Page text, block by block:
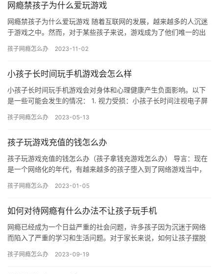
网瘾禁孩子为什么爱玩游戏
网瘾禁孩子为什么爱玩游戏 随着互联网的发展，越来越多的人沉迷
于游戏之中。然而，对于某些孩子来说，游戏成为了他们唯一的出
戏的…
孩子网瘾怎么办 2023-11-02
小孩子长时间玩手机游戏会怎么样
小孩子长时间玩手机游戏会对身体和心理健康产生负面影响。以下
是一些可能会发生的情况： 1. 视力受损：小孩子长时间注视电子屏
孩子网瘾怎么办 2023-05-13
孩子玩游戏充值的钱怎么办
孩子玩游戏充值的钱怎么办（孩子拿钱充游戏怎么办） 导言：现在
是一个网络化的年代，有越来越多的孩子堕入到了网络游戏当中，
了许…
孩子网瘾怎么办 2023-01-05
如何对待网瘾有什么办法不让孩子玩手机
网瘾已经成为一个日益严重的社会问题，许多孩子因为沉迷于网络
而陷入了严重的学习和生活问题。对于家长来说，如何让孩子摆脱
及如何…
孩子网瘾怎么办 2023-09-19